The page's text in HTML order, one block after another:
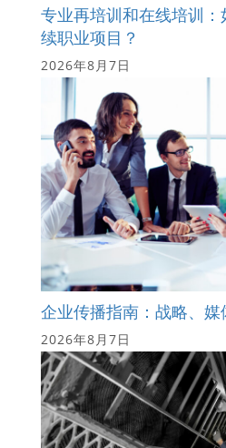
专业再培训和在线培训
续职业项目？
2026年8月7日
企业传播指南：战略、
2026年8月7日